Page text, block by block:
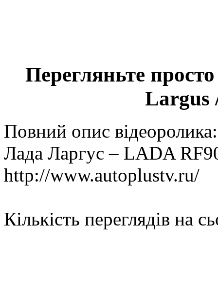
Перегляньте
Largus
Повний опис
Лада Ларгус – LADA
http://www.autoplustv.ru/
Кількість переглядів на